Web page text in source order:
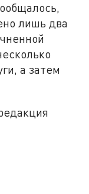
лишь два
а затем